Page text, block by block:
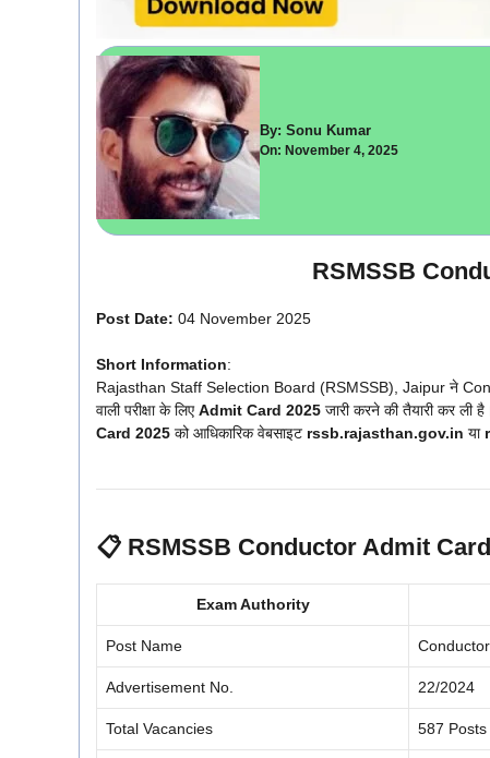
By: Sonu Kumar
On: November 4, 2025
RSMSSB
Post Date: 04 November 2025
Short Information:
Rajasthan Staff Selection Board (RSMSSB), Jaipur ने
वाली परीक्षा के लिएAdmit Card 2025 जारी करने की तैयारी कर ली
Card 2025 को आधिकारिक वेबसाइट rssb.rajasthan.gov.in या
📋 RSMSSB Conductor Admit
Exam Authority
Post Name
Advertisement No. 22/2024
Total Vacancies 587